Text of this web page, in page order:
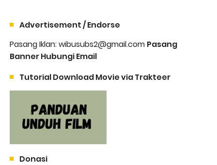
Advertisement / Endorse
Pasang Iklan: wibusubs2@gmail.com Pasang
Banner Hubungi Email
Tutorial Download Movie via Trakteer
Donasi